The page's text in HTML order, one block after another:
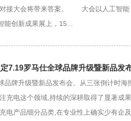
接大会将带来答案。 大会以人工智能
创新成果展上，15...
7.19罗马仕全球品牌升级暨新品发
牌升级暨新品发布会。从三张倒计时海
充电这个领域,持续的深耕取得了显著成
电产品细分品类,在专业性上确实少有企及